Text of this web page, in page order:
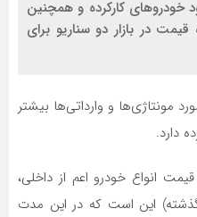
خودروهای کارکرده و همچنین
در بازار دو سناریو برای
مونتاژی‌ها و وارداتی‌ها بیشتر
دارد.
انواع خودرو اعم از داخلی،
این است که در این مدت